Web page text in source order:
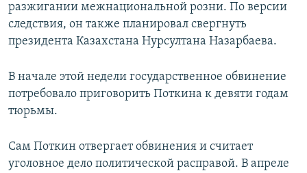
разжигании межнациональной розни. По версии
следствия, он также планировал свергнуть
президента Казахстана Нурсултана Назарбаева.
В начале этой недели государственное обвинение
потребовало приговорить Поткина к девяти годам
тюрьмы.
Сам Поткин отвергает обвинения и считает
уголовное дело политической расправой. В апреле